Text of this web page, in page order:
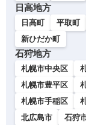
日高地方
日高町 平取町
新ひだか町
石狩地方
札幌市中央区
札幌市豊平区
札幌市手稲区
北広島市
石狩